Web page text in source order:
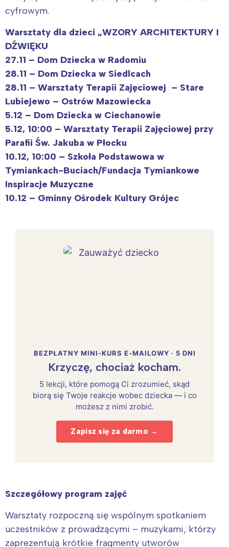
cyfrowym.
Warsztaty dla dzieci „WZORY ARCHITEKTURY I
DŹWIĘKU
27.11 – Dom Dziecka w Radomiu
28.11 – Dom Dziecka w Siedlcach
28.11 – Warsztaty Terapii Zajęciowej – Stare
Lubiejewo – Ostrów Mazowiecka
5.12 – Dom Dziecka w Ciechanowie
5.12, 10:00 – Warsztaty Terapii Zajęciowej przy
Parafii Św. Jakuba w Płocku
10.12, 10:00 – Szkoła Podstawowa w
Tymiankach-Buciach/Fundacja Tymiankowe
Inspiracje Muzyczne
10.12 – Gminny Ośrodek Kultury Grójec
BEZPŁATNY MINI-KURS E-MAILOWY · 5 DNI
Krzyczę, chociaż kocham.
5 lekcji, które pomogą Ci zrozumieć, skąd
biorą się Twoje reakcje wobec dziecka — i co
możesz z nimi zrobić.
Zapisz się za darmo →
Szczegółowy program zajęć
Warsztaty rozpoczną się wspólnym spotkaniem
uczestników z prowadzącymi – muzykami, którzy
zaprezentują krótkie fragmenty utworów